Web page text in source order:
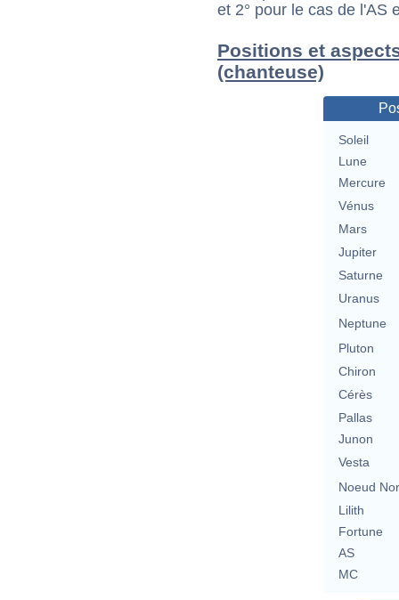
et 2° pour le cas de l'AS
Positions et
(chanteuse)
Soleil
Lune
Mercure
Vénus
Mars
Jupiter
Saturne
Uranus
Neptune
Pluton
Chiron
Cérès
Pallas
Junon
Vesta
Noeud
Lilith
Fortune
AS
MC